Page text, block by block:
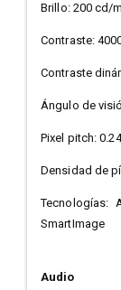
Brillo: 200 cd/
Contraste:
Contraste
Ángulo de
Pixel pitch:
Densidad de
Tecnologías:
SmartImage
Audio